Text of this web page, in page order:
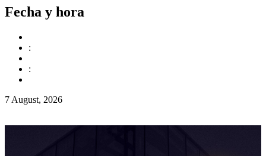
Fecha y hora
:
:
7 August, 2026